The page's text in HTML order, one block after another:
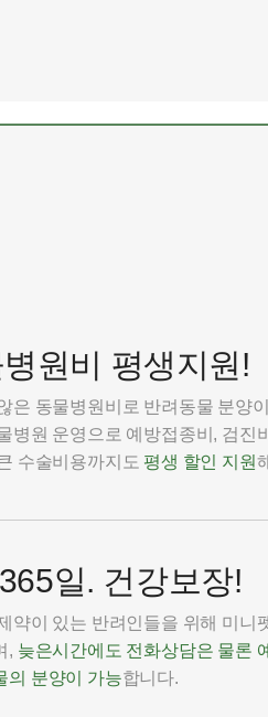
원비 평생지원!
은 동물병원비로 반려동물 분양
병원 운영으로 예방접종비, 검진
수술비용까지도 평생 할인 지원
일. 건강보장!
약이 있는 반려인들을 위해 미니
, 늦은시간에도 전화상담은 물론
의 분양이 가능합니다.